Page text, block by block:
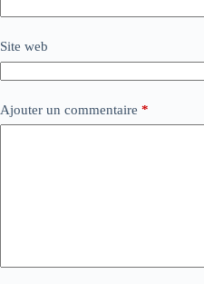
Site web
Ajouter un commentaire *